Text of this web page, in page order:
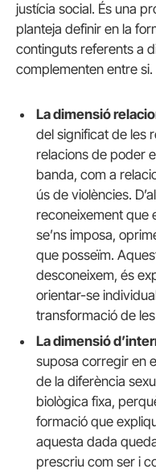
justícia social. És una
planteja definir en la
continguts referents a
complementen entre si.
La dimensió
del significat de les
relacions de poder
banda, com a
ús de violències.
reconeixement que
se’ns imposa,
que posseïm.
desconeixem, és
orientar-se
transformació de
La dimensió
suposa corregir en
de la diferència
biològica fixa,
formació que
aquesta dada
prescriu com ser i